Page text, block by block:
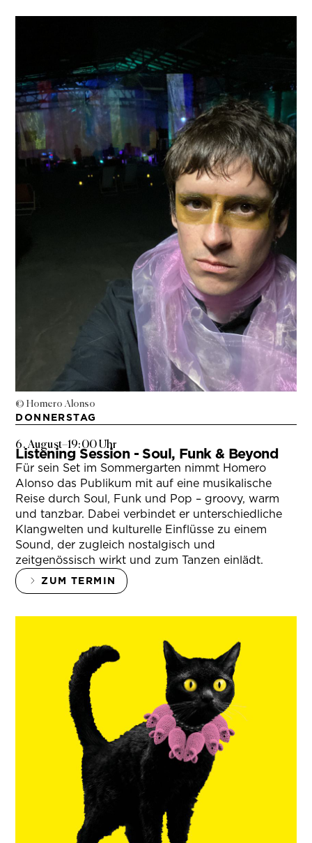
© Homero Alonso
DONNERSTAG
6. August–19:00 Uhr
Listening Session - Soul, Funk & Beyond
Für sein Set im Sommergarten nimmt Homero
Alonso das Publikum mit auf eine musikalische
Reise durch Soul, Funk und Pop – groovy, warm
und tanzbar. Dabei verbindet er unterschiedliche
Klangwelten und kulturelle Einflüsse zu einem
Sound, der zugleich nostalgisch und
zeitgenössisch wirkt und zum Tanzen einlädt.
ZUM TERMIN